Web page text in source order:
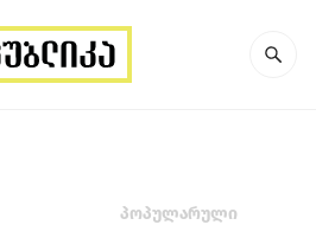
პოპულარული